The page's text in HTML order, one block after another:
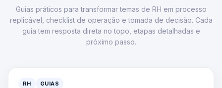
Guias práticos para transformar temas de RH em processo
replicável, checklist de operação e tomada de decisão. Cada
guia tem resposta direta no topo, etapas detalhadas e
próximo passo.
RH GUIAS